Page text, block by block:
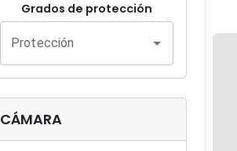
Grados de protección
Protección
CÁMARA